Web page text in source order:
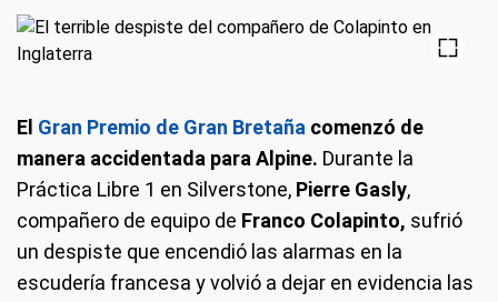
El Gran Premio de Gran Bretaña comenzó de
manera accidentada para Alpine. Durante la
Práctica Libre 1 en Silverstone, Pierre Gasly,
compañero de equipo de Franco Colapinto, sufrió
un despiste que encendió las alarmas en la
escudería francesa y volvió a dejar en evidencia las